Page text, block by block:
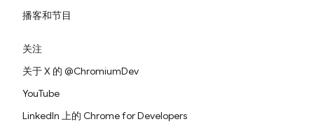
播客和节目
关注
关于 X 的 @ChromiumDev
YouTube
LinkedIn 上的 Chrome for Developers